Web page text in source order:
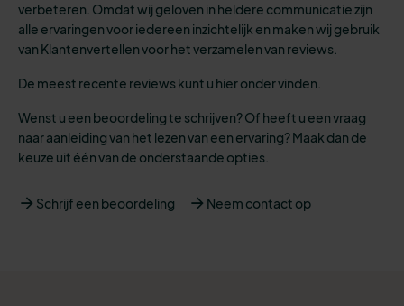
verbeteren. Omdat wij geloven in heldere communicatie zijn
alle ervaringen voor iedereen inzichtelijk en maken wij gebruik
van Klantenvertellen voor het verzamelen van reviews.
De meest recente reviews kunt u hier onder vinden.
Wenst u een beoordeling te schrijven? Of heeft u een vraag
naar aanleiding van het lezen van een ervaring? Maak dan de
keuze uit één van de onderstaande opties.
Schrijf een beoordeling Neem contact op